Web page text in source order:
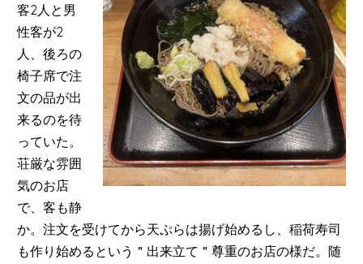
客2人と男
性客が2
人、後ろの
椅子席で注
文の品が出
来るのを待
っていた。
荘厳な雰囲
気のお店
で、客も静
か。注文を受けてから天ぷらは揚げ始めるし、稲荷寿司
も作り始めるという＂出来立て＂尊重のお店の様だ。随